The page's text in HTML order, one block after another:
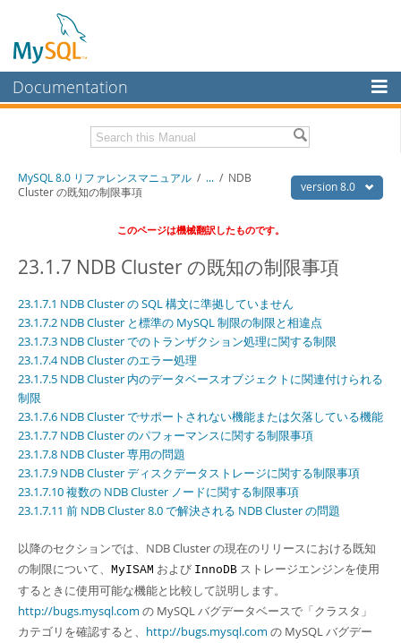
Documentation
MySQL Enterprise
Workbench
Connectors
More
MySQL.com
Downloads
Developer Zone
Download this Manual version 8.0
MySQL 8.0 リファレンスマニュアル / ... / NDB
Cluster の既知の制限事項
このページは機械翻訳したものです。
23.1.7 NDB Cluster の既知の制限事項
23.1.7.1 NDB Cluster の SQL 構文に準拠していません
23.1.7.2 NDB Cluster と標準の MySQL 制限の制限と相違点
23.1.7.3 NDB Cluster でのトランザクション処理に関する制限
23.1.7.4 NDB Cluster のエラー処理
23.1.7.5 NDB Cluster 内のデータベースオブジェクトに関連付けられる
制限
23.1.7.6 NDB Cluster でサポートされない機能または欠落している機能
23.1.7.7 NDB Cluster のパフォーマンスに関する制限事項
23.1.7.8 NDB Cluster 専用の問題
23.1.7.9 NDB Cluster ディスクデータストレージに関する制限事項
23.1.7.10 複数の NDB Cluster ノードに関する制限事項
23.1.7.11 前 NDB Cluster 8.0 で解決される NDB Cluster の問題
以降のセクションでは、NDB Cluster の現在のリリースにおける既知
の制限について、 MyISAM および InnoDB ストレージエンジンを使用
するときに使用可能な機能と比較して説明します。
http://bugs.mysql.com の MySQL バグデータベースで 「クラスタ 」
カテゴリを確認すると、 http://bugs.mysql.com の MySQL バグデー